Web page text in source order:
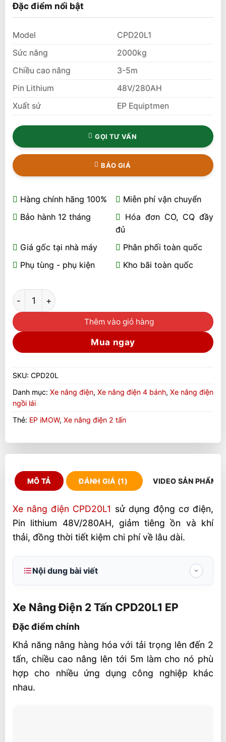
Đặc điểm nổi bật
Model
CPD20L1
Sức nâng
2000kg
Chiều cao nâng
3-5m
Pin Lithium
48V/280AH
Xuất sứ
EP Equiptmen
GỌI TƯ VẤN
BÁO GIÁ
Hàng chính hãng 100%
Miễn phí vận chuyển
Bảo hành 12 tháng
Hóa đơn CO, CQ đầy
đủ
Giá gốc tại nhà máy
Phân phối toàn quốc
Phụ tùng - phụ kiện
Kho bãi toàn quốc
Xe Nâng Điện 2 Tấn CPD20L1 EP Pin 48V/280AH số
Thêm vào giỏ hàng
Mua ngay
SKU: CPD20L
Danh mục: Xe nâng điện, Xe nâng điện 4 bánh, Xe nâng điện
ngồi lái
Thẻ: EP iMOW, Xe nâng điện 2 tấn
MÔ TẢ ĐÁNH GIÁ (1) VIDEO SẢN PHẨM
Xe nâng điện CPD20L1 sử dụng động cơ điện,
Pin lithium 48V/280AH, giảm tiêng ồn và khí
thải, đồng thời tiết kiệm chi phí về lâu dài.
Nội dung bài viết
Đặc điểm chính
Ưu điểm của xe nâng điện CPD20L1
Thông số chi tiết Xe nâng điện 2 tấn
CPD20L1 EP
Đặc tính
Xe Nâng Điện 2 Tấn CPD20L1 EP
Đặc điểm chính
Khả năng nâng hàng hóa với tải trọng lên đến 2
tấn, chiều cao nâng lên tới 5m làm cho nó phù
hợp cho nhiều ứng dụng công nghiệp khác
nhau.